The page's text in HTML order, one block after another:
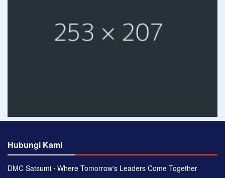
Hubungi Kami
DMC Satsumi ⋅ Where Tomorrow's Leaders Come Together